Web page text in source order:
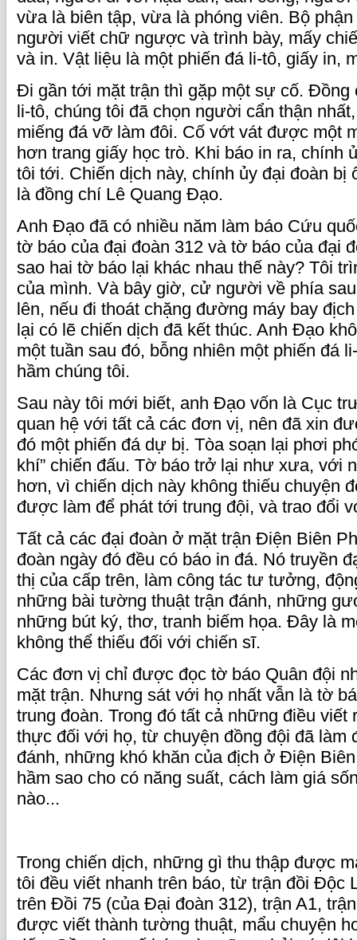
vừa là biên tập, vừa là phóng viên. Bộ
người viết chữ ngược và trình bày, mấy
và in. Vật liệu là một phiến đá li-tô, giấy in,
Đi gần tới mặt trận thì gặp một sự cố. Đồng
li-tô, chúng tôi đã chọn người cẩn thận
miếng đá vỡ làm đôi. Cố vớt vát được một
hơn trang giấy học trò. Khi báo in ra, chính
tôi tới. Chiến dịch này, chính ủy đại đoàn bị
là đồng chí Lê Quang Đạo.
Anh Đạo đã có nhiều năm làm báo Cứu
tờ báo của đại đoàn 312 và tờ báo của đại
sao hai tờ báo lại khác nhau thế này? Tôi
của mình. Và bây giờ, cử người về phía
lên, nếu đi thoát chặng đường máy bay
lại có lẽ chiến dịch đã kết thúc. Anh Đạo
một tuần sau đó, bỗng nhiên một phiến đá
hầm chúng tôi.
Sau này tôi mới biết, anh Đạo vốn là Cục
quan hệ với tất cả các đơn vị, nên đã xin
đó một phiến đá dự bị. Tòa soạn lại phơi
khí” chiến đấu. Tờ báo trở lại như xưa, với
hơn, vì chiến dịch này không thiếu chuyện
được làm để phát tới trung đội, và trao đổi
Tất cả các đại đoàn ở mặt trận Điện Biên
đoàn ngày đó đều có báo in đá. Nó truyền
thị của cấp trên, làm công tác tư tưởng,
những bài tường thuật trận đánh, những
những bút ký, thơ, tranh biếm họa. Đây là
không thể thiếu đối với chiến sĩ.
Các đơn vị chỉ được đọc tờ báo Quân đội
mặt trận. Nhưng sát với họ nhất vẫn là tờ
trung đoàn. Trong đó tất cả những điều viết
thực đối với họ, từ chuyện đồng đội đã làm
đánh, những khó khăn của địch ở Điện
hầm sao cho có năng suất, cách làm giá
nào...
Trong chiến dịch, những gì thu thập được
tôi đều viết nhanh trên báo, từ trận đồi Độc
trên Đồi 75 (của Đại đoàn 312), trận A1,
được viết thành tường thuật, mẩu chuyện